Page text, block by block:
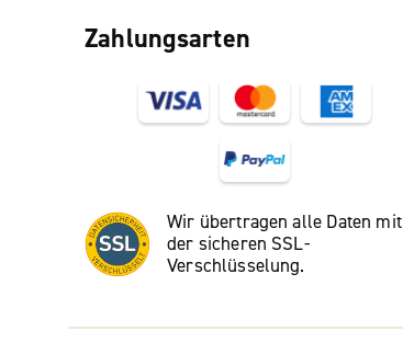
Zahlungsarten
Wir übertragen alle Daten mit
der sicheren SSL-
Verschlüsselung.